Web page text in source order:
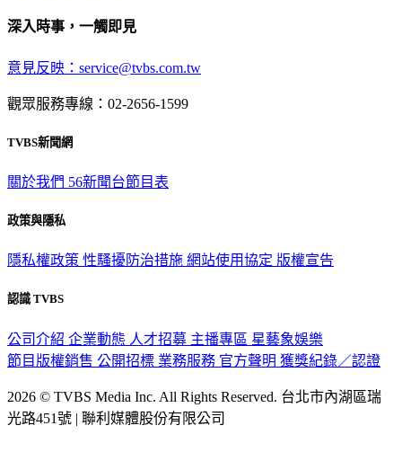
深入時事，一觸即見
意見反映：service@tvbs.com.tw
觀眾服務專線：02-2656-1599
TVBS新聞網
關於我們 56新聞台節目表
政策與隱私
隱私權政策 性騷擾防治措施 網站使用協定 版權宣告
認識 TVBS
公司介紹 企業動態 人才招募 主播專區 星藝象娛樂
節目版權銷售 公開招標 業務服務 官方聲明 獲獎紀錄／認證
2026 © TVBS Media Inc. All Rights Reserved. 台北市內湖區瑞
光路451號 | 聯利媒體股份有限公司